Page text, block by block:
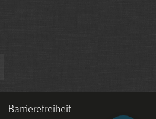
Barrierefreiheit